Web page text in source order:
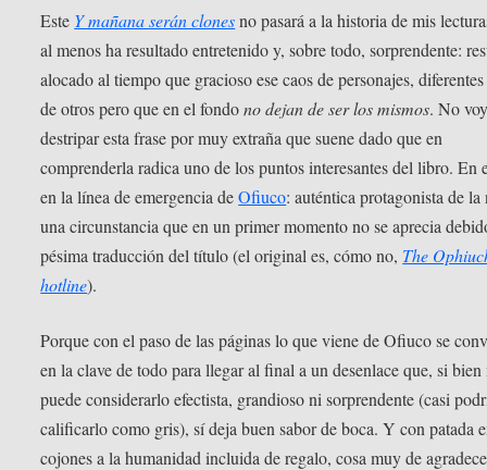
Este Y mañana serán clonesno pasará a la historia de mis
al menos ha resultado entretenido y, sobre todo, sorprendente:
alocado al tiempo que gracioso ese caos de personajes,
de otros pero que en el fondono dejan de ser los mismos. No
destripar esta frase por muy extraña que suene dado que en
comprenderla radica uno de los puntos interesantes del libro. En
en la línea de emergencia deOfiuco: auténtica protagonista de la
una circunstancia que en un primer momento no se aprecia
pésima traducción del título (el original es, cómo no, The
hotline).
Porque con el paso de las páginas lo que viene de Ofiuco se
en la clave de todo para llegar al final a un desenlace que, si bien
puede considerarlo efectista, grandioso ni sorprendente (casi
calificarlo como gris), sí deja buen sabor de boca. Y con patada
cojones a la humanidad incluida de regalo, cosa muy de